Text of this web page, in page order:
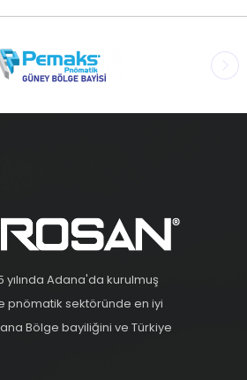
yılında Adana'da kurulmuş
pnömatik sektöründe en iyi
Bölge bayiliğini ve Türkiye